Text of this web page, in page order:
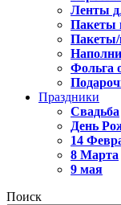
Ленты
Пакеты
Пакеты/
Фольга
Праздники
Свадьба
День
14
8 Марта
9 мая
Поиск